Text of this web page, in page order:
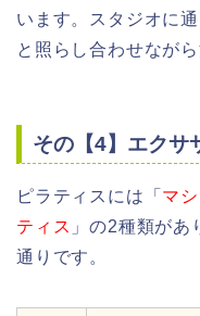
います。スタジオに
と照らし合わせなが
その【4】エクサ
ピラティスには「 マ
ティス 」の2種類が
通りです。